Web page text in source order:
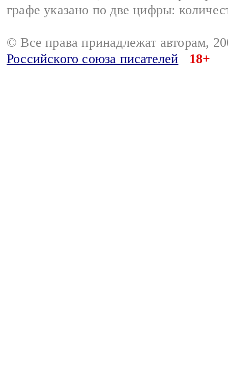
графе указано по две цифры:
© Все права принадлежат авторам,
Российского союза писателей
18+